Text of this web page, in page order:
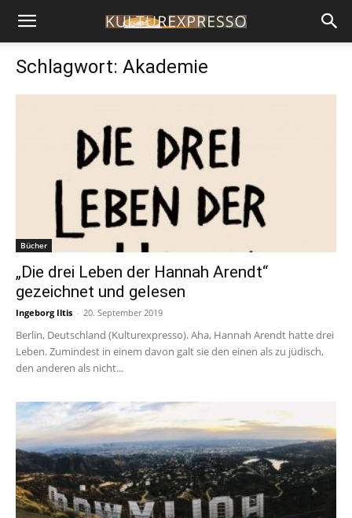
Schlagwort: Akademie
Bücher
„Die drei Leben der Hannah Arendt“
gezeichnet und gelesen
Ingeborg Iltis - 20. September 2019
Berlin, Deutschland (Kulturexpresso). Aha, Hannah Arendt hatte drei
Leben. Zumindest in einem davon galt sie den einen als zu jüdisch,
den anderen als nicht...